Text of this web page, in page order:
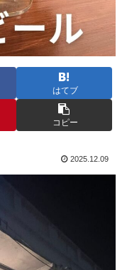
はてブ
コピー
2025.12.09